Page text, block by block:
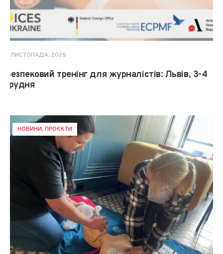
4 ЛИСТОПАДА, 2025
Безпековий тренінг для журналістів: Львів, 3-4
грудня
НОВИНИ,ПРОЄКТИ